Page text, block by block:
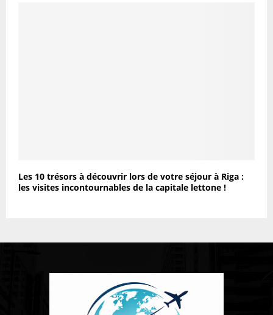
Les 10 trésors à découvrir lors de votre séjour à Riga :
les visites incontournables de la capitale lettone !